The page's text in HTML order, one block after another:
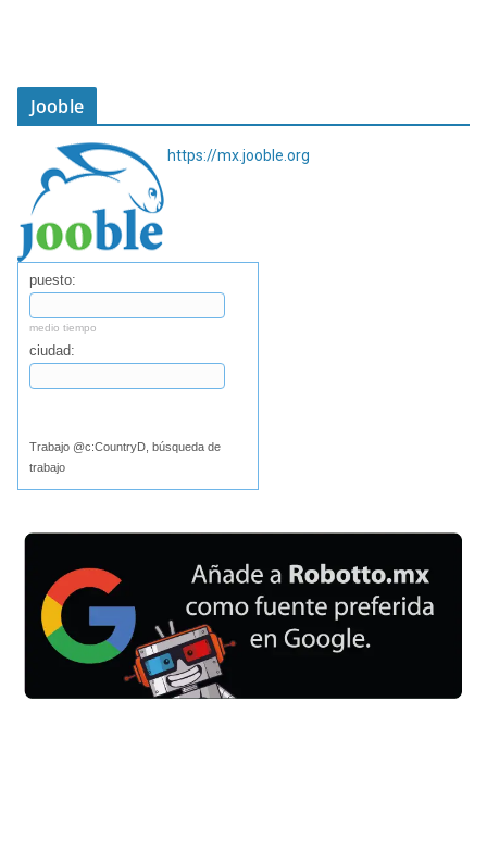
Jooble
https://mx.jooble.org
puesto:
medio tiempo
ciudad:
Trabajo @c:CountryD, búsqueda de
trabajo